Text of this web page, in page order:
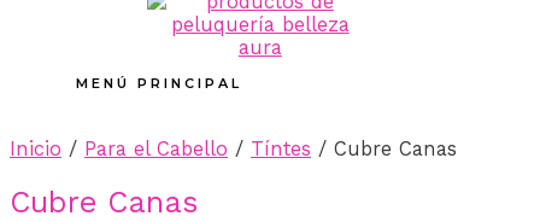
MENÚ PRINCIPAL
Inicio / Para el Cabello / Tíntes / Cubre Canas
Cubre Canas